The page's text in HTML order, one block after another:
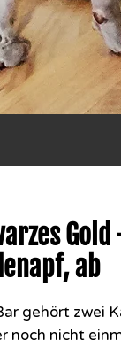
ab
gehört zwei
noch nicht